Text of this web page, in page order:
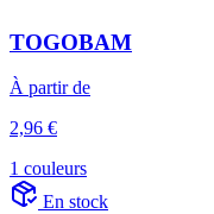
TOGOBAM
À partir de
2,96 €
1 couleurs
En stock